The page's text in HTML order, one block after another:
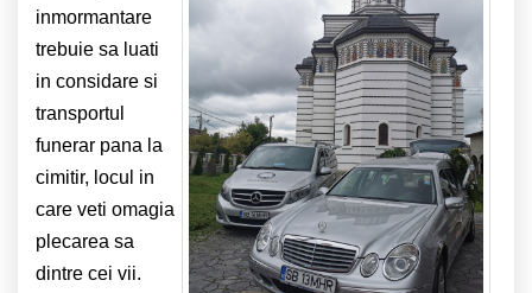
inmormantare
trebuie sa luati
in considare si
transportul
funerar pana la
cimitir, locul in
care veti omagia
plecarea sa
dintre cei vii.